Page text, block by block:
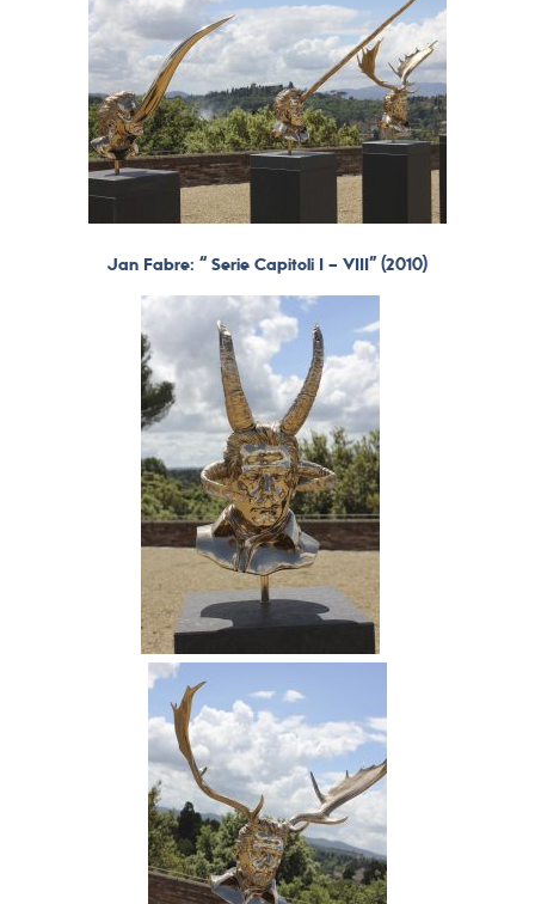
Jan Fabre: “ Serie Capitoli I – VIII” (2010)